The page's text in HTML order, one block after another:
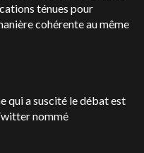
ténues pour
cohérente au même
qui a suscité le débat est
nommé